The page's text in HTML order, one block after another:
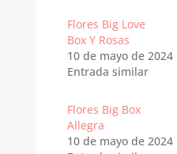
Flores Big Love
Box Y Rosas
10 de mayo de 2024
Entrada similar
Flores Big Box
Allegra
10 de mayo de 2024